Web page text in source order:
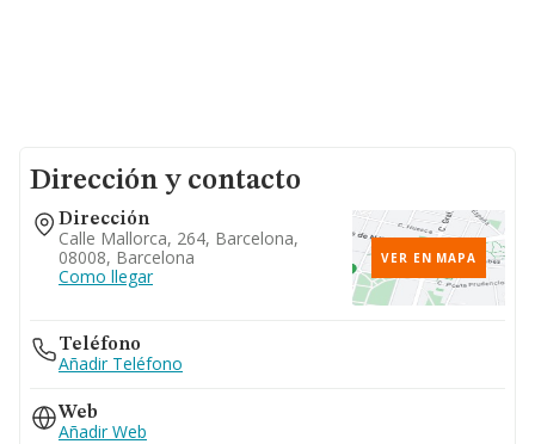
Dirección y contacto
Dirección
Calle Mallorca, 264, Barcelona,
08008, Barcelona
Como llegar
VER EN MAPA
Teléfono
Añadir Teléfono
Web
Añadir Web